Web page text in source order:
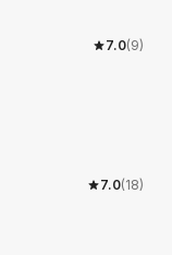
7.0(9)
7.0(18)